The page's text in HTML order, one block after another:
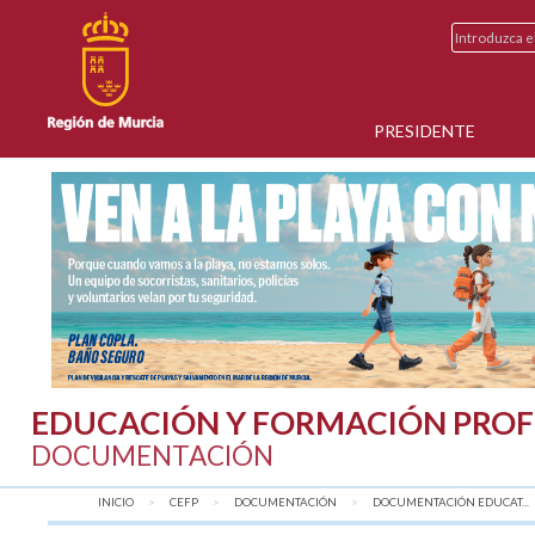
PRESIDENTE
EDUCACIÓN Y FORMACIÓN
DOCUMENTACIÓN
INICIO CEFP DOCUMENTACIÓN DOCUMENTACIÓN EDUCAT...